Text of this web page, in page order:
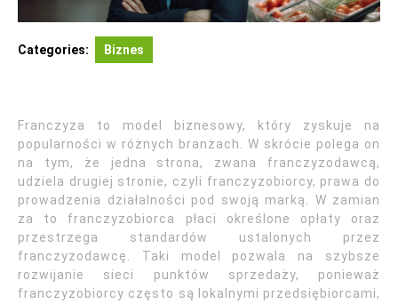
Categories: Biznes
Franczyza to model biznesowy, który zyskuje na
popularności w różnych branżach. W skrócie polega on
na tym, że jedna strona, zwana franczyzodawcą,
udziela drugiej stronie, czyli franczyzobiorcy, prawa do
prowadzenia działalności pod swoją marką. W zamian
za to franczyzobiorca płaci określone opłaty oraz
przestrzega standardów ustalonych przez
franczyzodawcę. Taki model pozwala na szybsze
rozwijanie sieci punktów sprzedaży, ponieważ
franczyzobiorcy często są lokalnymi przedsiębiorcami,